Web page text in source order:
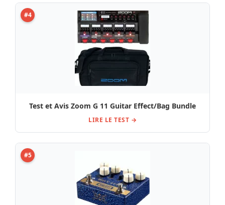
#4
Test et Avis Zoom G 11 Guitar Effect/Bag Bundle
LIRE LE TEST →
#5